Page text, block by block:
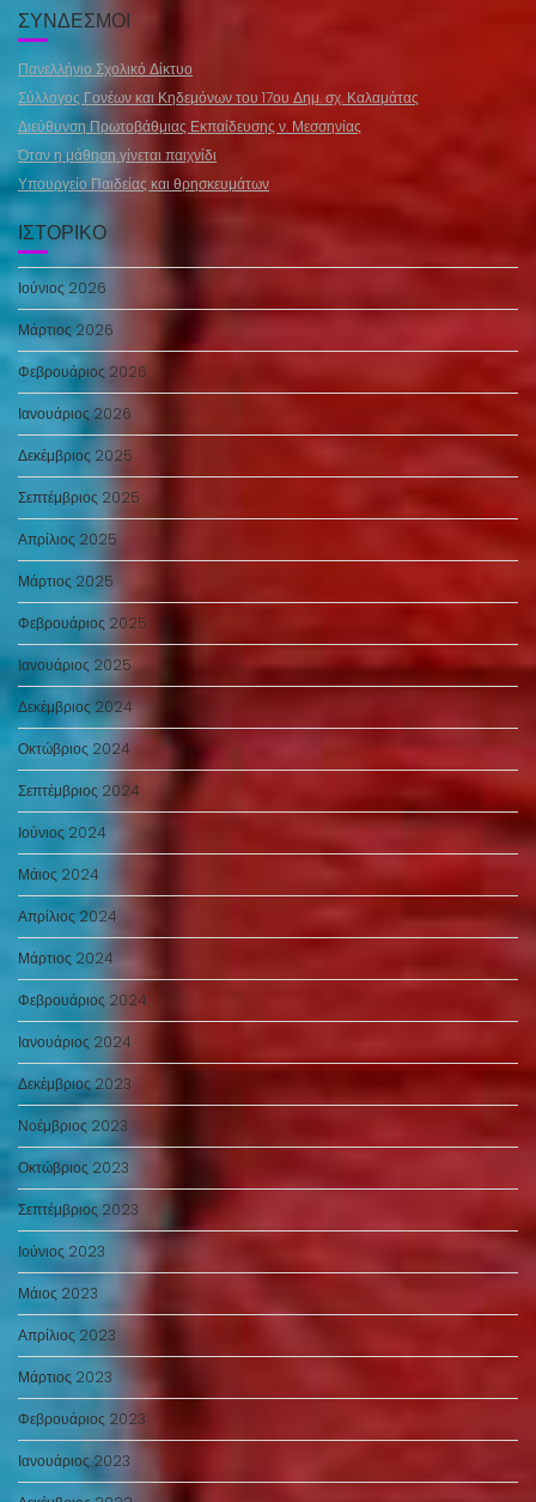
ΣΎΝΔΕΣΜΟΙ
Πανελλήνιο Σχολικό Δίκτυο
Σύλλογος Γονέων και Κηδεμόνων του 17ου Δημ. σχ. Καλαμάτας
Διεύθυνση Πρωτοβάθμιας Εκπαίδευσης ν. Μεσσηνίας
Όταν η μάθηση γίνεται παιχνίδι
Υπουργείο Παιδείας και θρησκευμάτων
ΙΣΤΟΡΙΚΌ
Ιούνιος 2026
Μάρτιος 2026
Φεβρουάριος 2026
Ιανουάριος 2026
Δεκέμβριος 2025
Σεπτέμβριος 2025
Απρίλιος 2025
Μάρτιος 2025
Φεβρουάριος 2025
Ιανουάριος 2025
Δεκέμβριος 2024
Οκτώβριος 2024
Σεπτέμβριος 2024
Ιούνιος 2024
Μάιος 2024
Απρίλιος 2024
Μάρτιος 2024
Φεβρουάριος 2024
Ιανουάριος 2024
Δεκέμβριος 2023
Νοέμβριος 2023
Οκτώβριος 2023
Σεπτέμβριος 2023
Ιούνιος 2023
Μάιος 2023
Απρίλιος 2023
Μάρτιος 2023
Φεβρουάριος 2023
Ιανουάριος 2023